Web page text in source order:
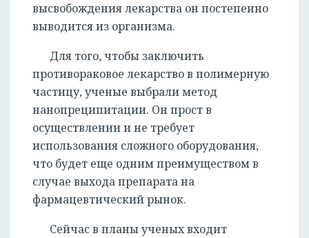
высвобождения лекарства он постепенно
выводится из организма.
Для того, чтобы заключить
противораковое лекарство в полимерную
частицу, ученые выбрали метод
нанопреципитации. Он прост в
осуществлении и не требует
использования сложного оборудования,
что будет еще одним преимуществом в
случае выхода препарата на
фармацевтический рынок.
Сейчас в планы ученых входит